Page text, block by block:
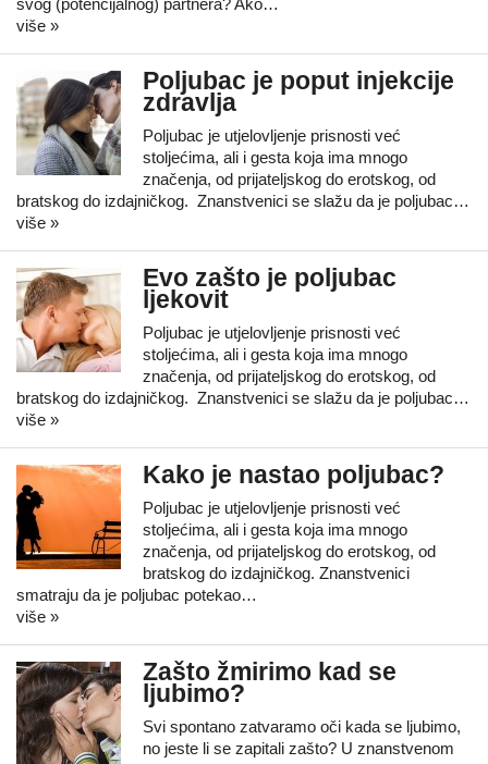
svog (potencijalnog) partnera? Ako…
više »
Poljubac je poput injekcije
zdravlja
Poljubac je utjelovljenje prisnosti već
stoljećima, ali i gesta koja ima mnogo
značenja, od prijateljskog do erotskog, od
bratskog do izdajničkog. Znanstvenici se slažu da je poljubac…
više »
Evo zašto je poljubac
ljekovit
Poljubac je utjelovljenje prisnosti već
stoljećima, ali i gesta koja ima mnogo
značenja, od prijateljskog do erotskog, od
bratskog do izdajničkog. Znanstvenici se slažu da je poljubac…
više »
Kako je nastao poljubac?
Poljubac je utjelovljenje prisnosti već
stoljećima, ali i gesta koja ima mnogo
značenja, od prijateljskog do erotskog, od
bratskog do izdajničkog. Znanstvenici
smatraju da je poljubac potekao…
više »
Zašto žmirimo kad se
ljubimo?
Svi spontano zatvaramo oči kada se ljubimo,
no jeste li se zapitali zašto? U znanstvenom